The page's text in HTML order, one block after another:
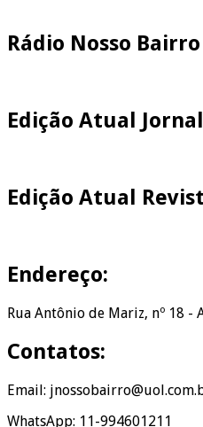
Rádio Nosso Bairro
Edição Atual Jornal
Edição Atual
Endereço:
Rua Antônio de Mariz, nº 18 -
Contatos:
Email:
WhatsApp: 11-994601211